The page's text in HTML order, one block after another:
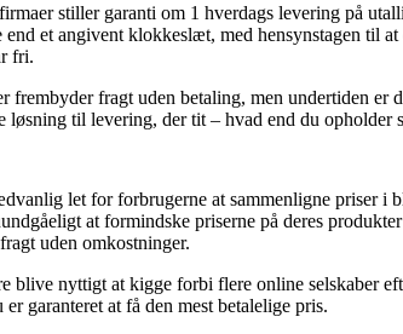
stiller garanti om 1 hverdags levering på
et angivent klokkeslæt, med hensynstagen til
fri.
frembyder fragt uden betaling, men undertiden
løsning til levering, der tit – hvad end du
let for forbrugerne at sammenligne priser
at formindske priserne på deres
uden omkostninger.
blive nyttigt at kigge forbi flere online selskaber
garanteret at få den mest betalelige pris.